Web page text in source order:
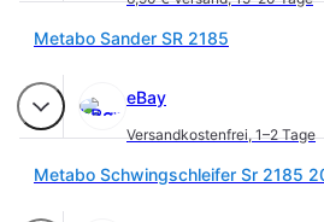
Metabo Sander SR 2185
eBay
Versandkostenfrei,1–2 Tage